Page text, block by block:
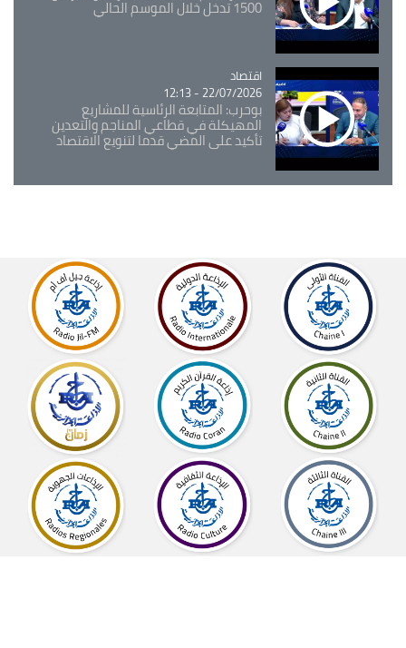
1500 تدخل خلال الموسم الحالي
Catégorie
اقتصاد
22/07/2026 - 12:13
بوحرب: المتابعة الرئاسية للمشاريع
المهيكلة في قطاعي المناجم والتعدين
تأكيد على المضي قدما لتنويع الاقتصاد